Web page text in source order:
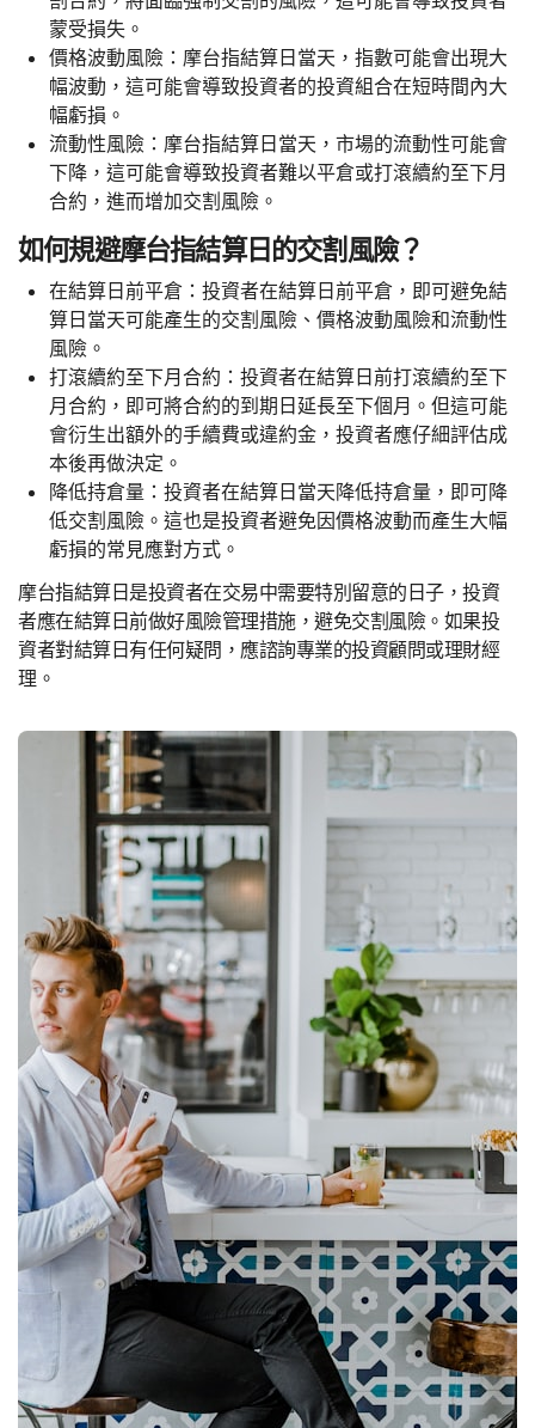
蒙受損失。
價格波動風險：摩台指結算日當天，指數可能會出現大
幅波動，這可能會導致投資者的投資組合在短時間內大
幅虧損。
流動性風險：摩台指結算日當天，市場的流動性可能會
下降，這可能會導致投資者難以平倉或打滾續約至下月
合約，進而增加交割風險。
如何規避摩台指結算日的交割風險？
在結算日前平倉：投資者在結算日前平倉，即可避免結
算日當天可能產生的交割風險、價格波動風險和流動性
風險。
打滾續約至下月合約：投資者在結算日前打滾續約至下
月合約，即可將合約的到期日延長至下個月。但這可能
會衍生出額外的手續費或違約金，投資者應仔細評估成
本後再做決定。
降低持倉量：投資者在結算日當天降低持倉量，即可降
低交割風險。這也是投資者避免因價格波動而產生大幅
虧損的常見應對方式。
摩台指結算日是投資者在交易中需要特別留意的日子，投資
者應在結算日前做好風險管理措施，避免交割風險。如果投
資者對結算日有任何疑問，應諮詢專業的投資顧問或理財經
理。